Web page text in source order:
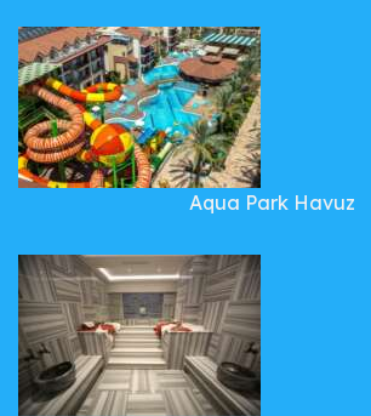
Aqua Park Havuz